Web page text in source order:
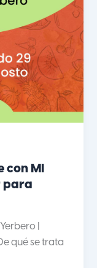
con Mi
para
|
qué se trata